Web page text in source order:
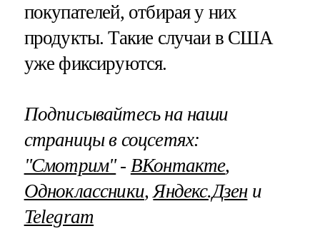
покупателей, отбирая у них
продукты. Такие случаи в США
уже фиксируются.
Подписывайтесь на наши
страницы в соцсетях:
"Смотрим"‐ ВКонтакте,
Одноклассники,Яндекс.Дзени
Telegram